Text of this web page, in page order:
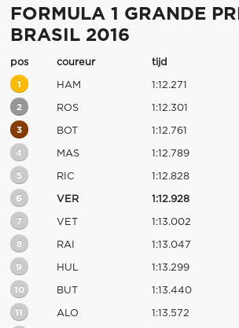
FORMULA 1 GRANDE
BRASIL 2016
pos coureur tijd
1 HAM 1:12.271
2 ROS 1:12.301
3 BOT 1:12.761
4 MAS 1:12.789
5 RIC 1:12.828
6 VER 1:12.928
7 VET 1:13.002
8 RAI 1:13.047
9 HUL 1:13.299
10 BUT 1:13.440
11 ALO 1:13.572